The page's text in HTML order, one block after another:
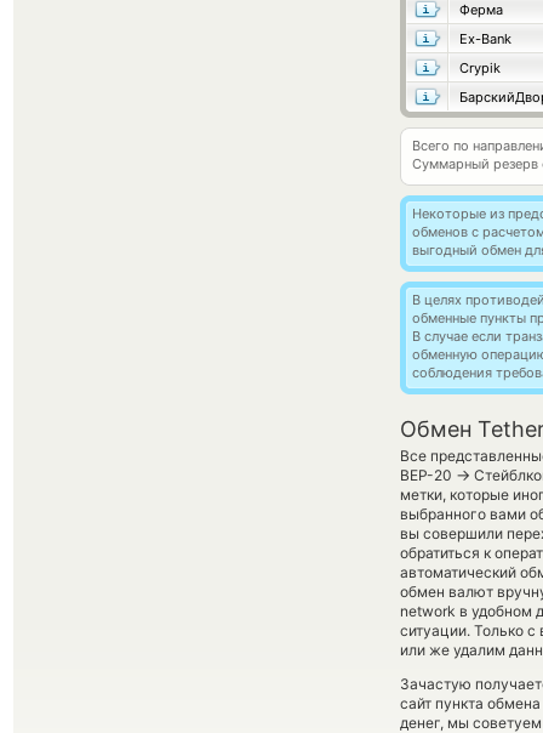
Ферма
Ex-Bank
Crypik
Всего по
Суммарный резерв
Некоторые из
обменов с
выгодный обмен
В целях
обменные пункты
В случае если
обменную
соблюдения
Обмен Tether
Все
BEP-20 →
метки, которые
выбранного вами
вы совершили
обратиться к
автоматический
обмен валют
network в удобном
ситуации. Только
или же удалим
Зачастую
сайт пункта
денег, мы советуем